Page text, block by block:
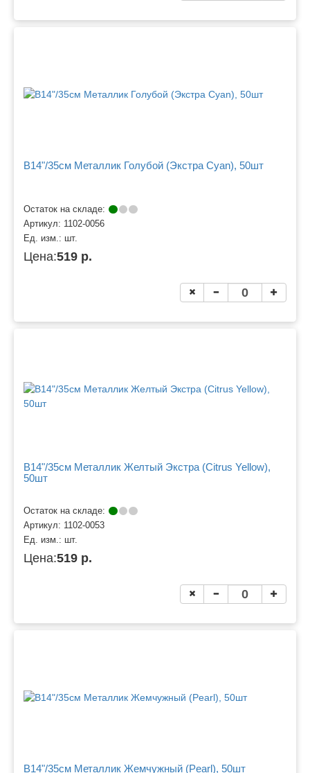
B14"/35см Металлик Голубой (Экстра Cyan), 50шт
Остаток на складе:
Артикул: 1102-0056
Ед. изм.: шт.
Цена:519 р.
B14"/35см Металлик Желтый Экстра (Citrus Yellow),
50шт
Остаток на складе:
Артикул: 1102-0053
Ед. изм.: шт.
Цена:519 р.
B14"/35см Металлик Жемчужный (Pearl), 50шт